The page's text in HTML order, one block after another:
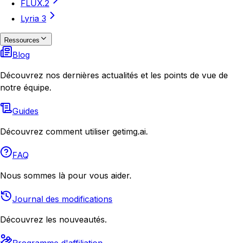
FLUX.2
Lyria 3
Ressources
Blog
Découvrez nos dernières actualités et les points de vue de
notre équipe.
Guides
Découvrez comment utiliser getimg.ai.
FAQ
Nous sommes là pour vous aider.
Journal des modifications
Découvrez les nouveautés.